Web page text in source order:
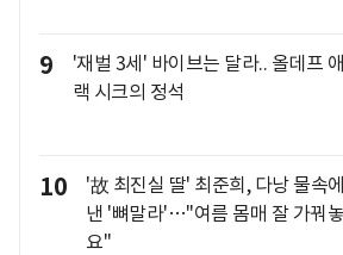
9
'재벌 3세' 바이브는 달라.. 올데프
랙 시크의 정석
10
'故 최진실 딸' 최준희, 다낭 물속
낸 '뼈말라'…"여름 몸매 잘 가꿔
요"